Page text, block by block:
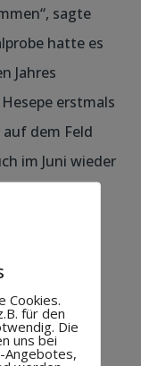
sagte
hatte es
Jahres
erstmals
dem Feld
im Juni wieder
Cookies.
für den
Die
uns bei
Angebotes,